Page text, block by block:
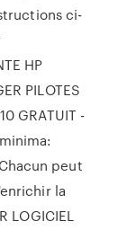
ci-
HP
PILOTES
GRATUIT -
peut
la
LOGICIEL